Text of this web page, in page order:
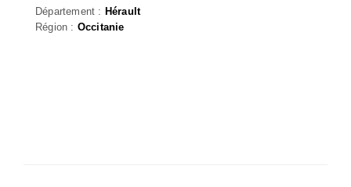
Département : Hérault
Région : Occitanie